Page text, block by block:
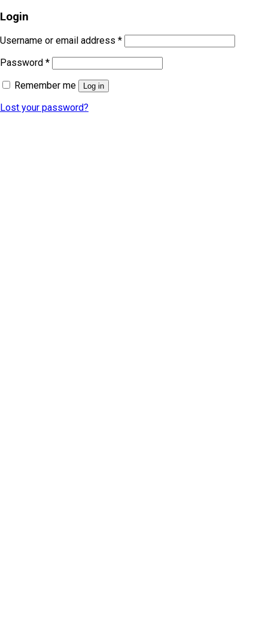
Login
Username or email address *
Password *
Remember me
Log in
Lost your password?